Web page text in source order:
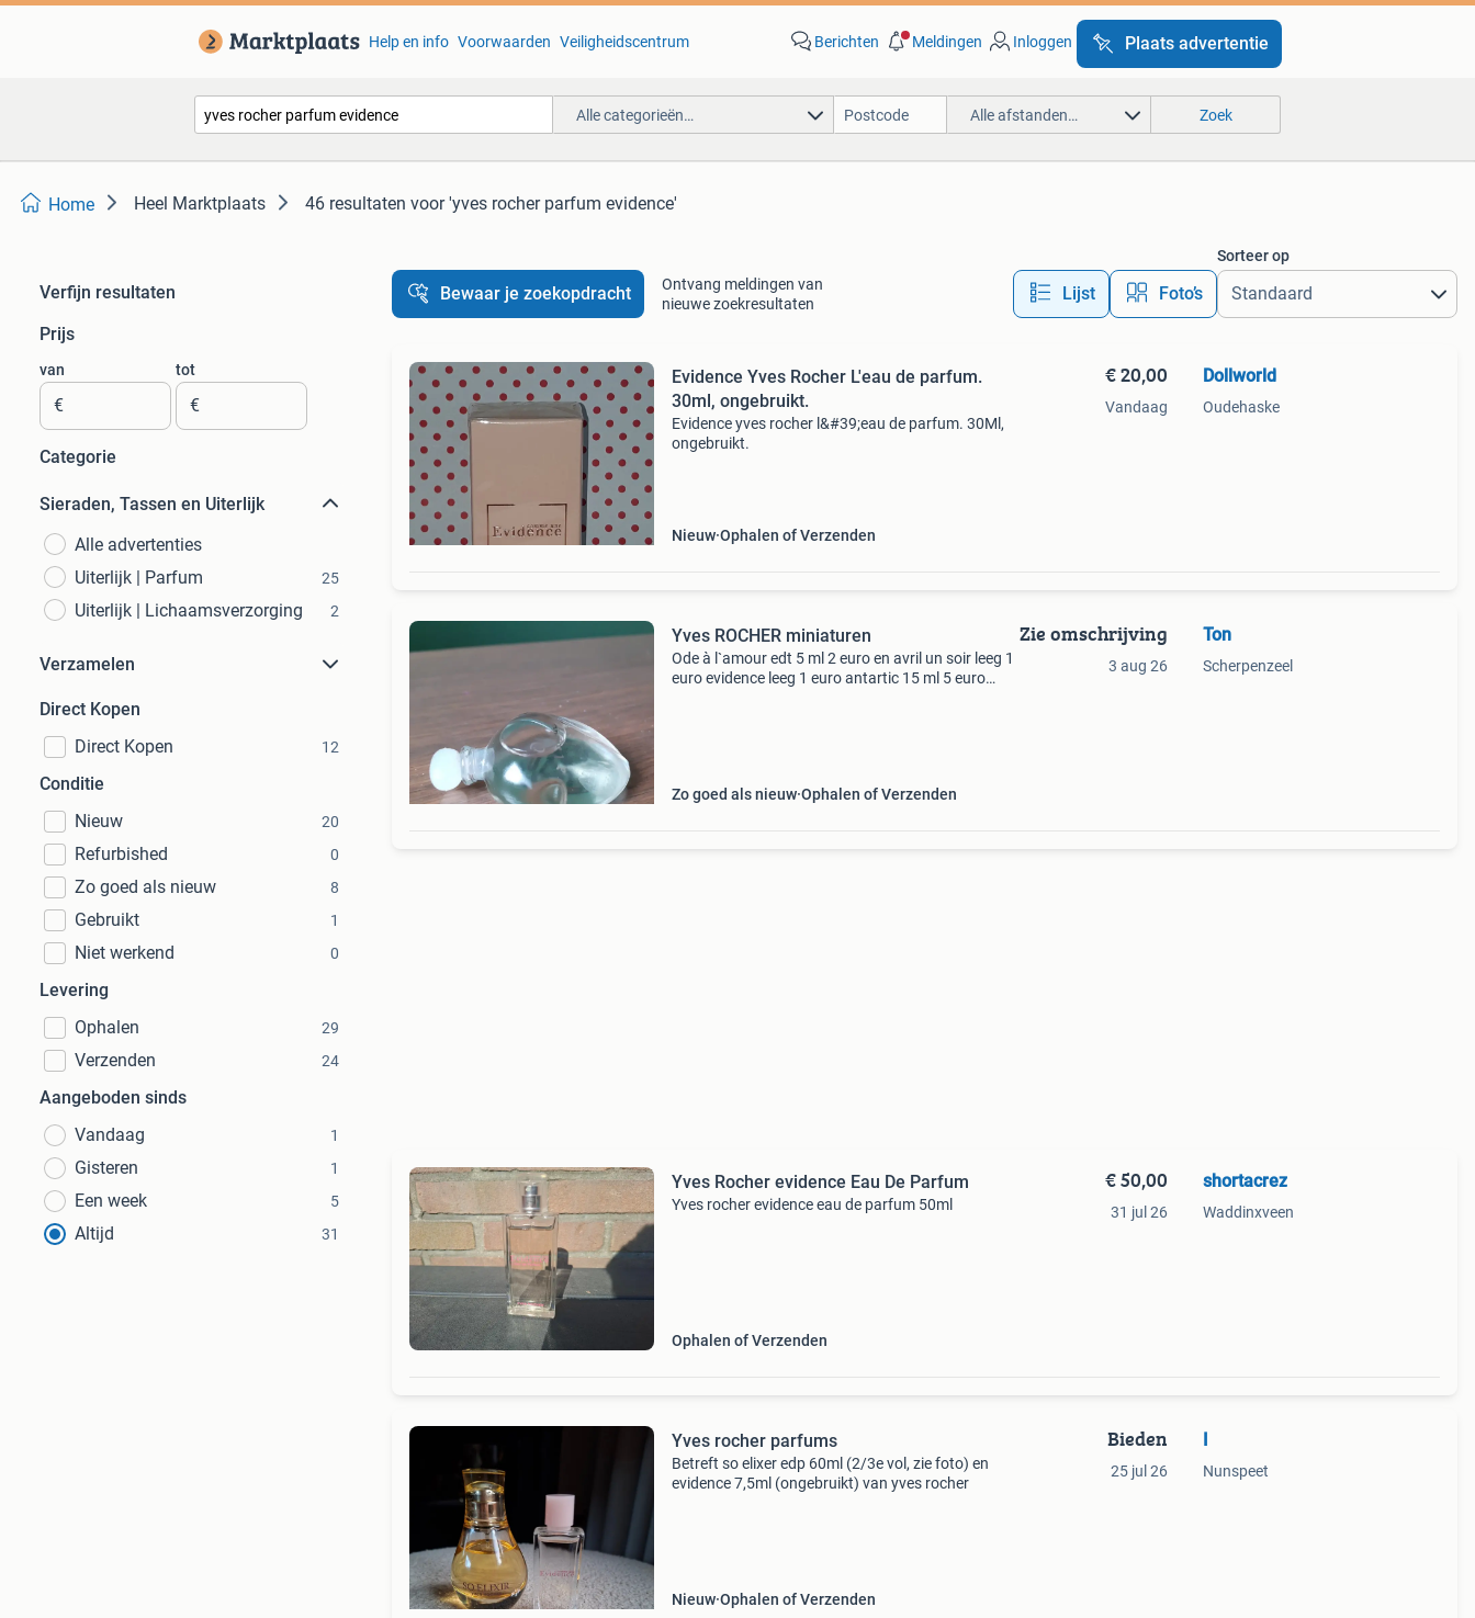
Help en info Voorwaarden Veiligheidscentrum Berichten Meldingen Inloggen Plaats advertentie
Alle categorieën… Alle afstanden… Zoek
Home Heel Marktplaats 46 resultaten voor 'yves rocher parfum evidence'
Verfijn resultaten
Prijs
van
€
tot
€
Categorie
Sieraden, Tassen en Uiterlijk
Alle advertenties
Uiterlijk | Parfum
25
Uiterlijk | Lichaamsverzorging 2
Verzamelen
Direct Kopen
Direct Kopen
12
Conditie
Nieuw
20
Refurbished 0
Zo goed als nieuw 8
Gebruikt 1
Niet werkend 0
Levering
Ophalen
29
Verzenden 24
Aangeboden sinds
Vandaag
1
Gisteren 1
Een week 5
Altijd 31
Bewaar je zoekopdracht
Ontvang meldingen van
nieuwe zoekresultaten
Lijst Foto’s
Sorteer op
Evidence Yves Rocher L'eau de parfum.
30ml, ongebruikt.
Evidence yves rocher l&#39;eau de parfum. 30Ml,
ongebruikt.
Nieuw Ophalen of Verzenden
€ 20,00
Vandaag
Dollworld
Oudehaske
Yves ROCHER miniaturen
Ode à l`amour edt 5 ml 2 euro en avril un soir leeg 1
euro evidence leeg 1 euro antartic 15 ml 5 euro
Zo goed als nieuw Ophalen of Verzenden
Zie omschrijving
3 aug 26
Ton
Scherpenzeel
Yves Rocher evidence Eau De Parfum
Yves rocher evidence eau de parfum 50ml
Ophalen of Verzenden
€ 50,00
31 jul 26
shortacrez
Waddinxveen
Yves rocher parfums
Betreft so elixer edp 60ml (2/3e vol, zie foto) en
evidence 7,5ml (ongebruikt) van yves rocher
Nieuw Ophalen of Verzenden
Bieden
25 jul 26
I
Nunspeet